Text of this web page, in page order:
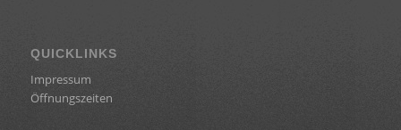
QUICKLINKS
Impressum
Öffnungszeiten